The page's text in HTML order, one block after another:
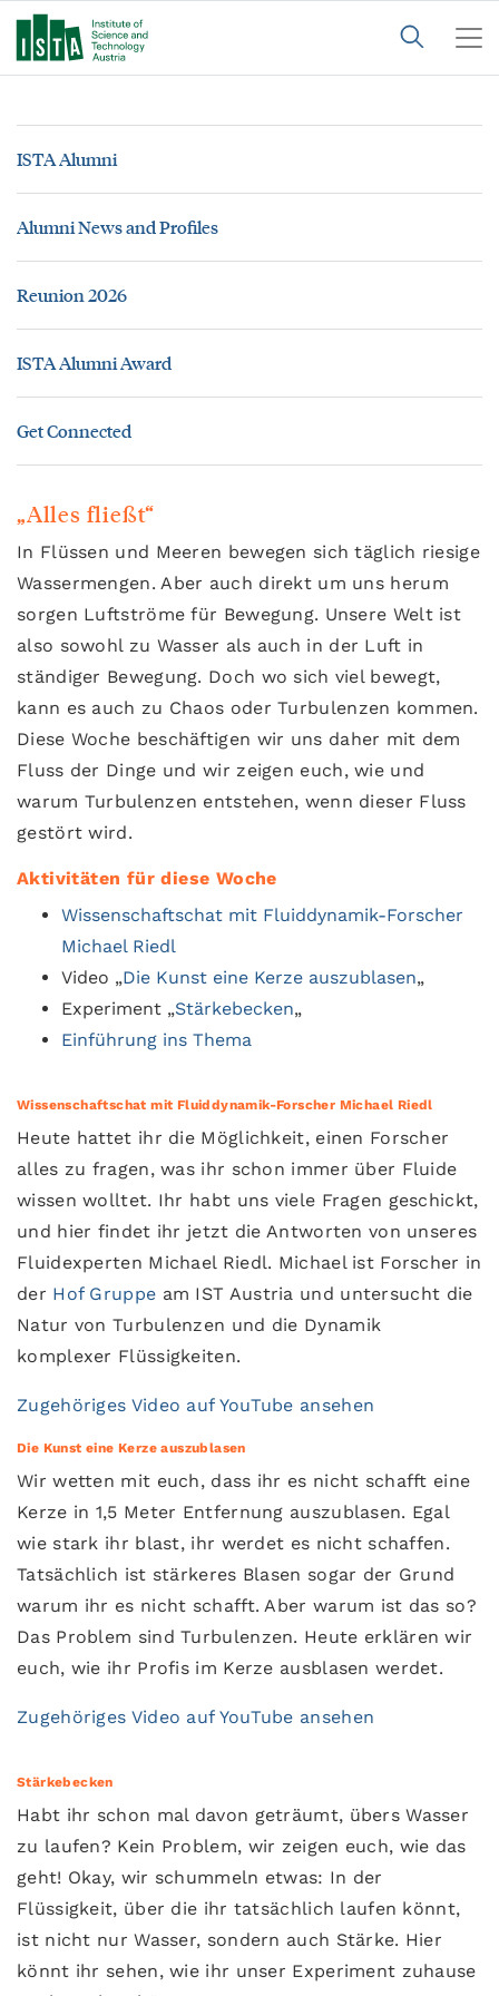
ISTA Alumni
Alumni News and Profiles
Reunion 2026
ISTA Alumni Award
Get Connected
„Alles fließt“
In Flüssen und Meeren bewegen sich täglich riesige
Wassermengen. Aber auch direkt um uns herum
sorgen Luftströme für Bewegung. Unsere Welt ist
also sowohl zu Wasser als auch in der Luft in
ständiger Bewegung. Doch wo sich viel bewegt,
kann es auch zu Chaos oder Turbulenzen kommen.
Diese Woche beschäftigen wir uns daher mit dem
Fluss der Dinge und wir zeigen euch, wie und
warum Turbulenzen entstehen, wenn dieser Fluss
gestört wird.
Aktivitäten für diese Woche
Wissenschaftschat mit Fluiddynamik-Forscher
Michael Riedl
Video „Die Kunst eine Kerze auszublasen„
Experiment „Stärkebecken„
Einführung ins Thema
Wissenschaftschat mit Fluiddynamik-Forscher Michael Riedl
Heute hattet ihr die Möglichkeit, einen Forscher
alles zu fragen, was ihr schon immer über Fluide
wissen wolltet. Ihr habt uns viele Fragen geschickt,
und hier findet ihr jetzt die Antworten von unseres
Fluidexperten Michael Riedl. Michael ist Forscher in
der Hof Gruppe am IST Austria und untersucht die
Natur von Turbulenzen und die Dynamik
komplexer Flüssigkeiten.
Zugehöriges Video auf YouTube ansehen
Die Kunst eine Kerze auszublasen
Wir wetten mit euch, dass ihr es nicht schafft eine
Kerze in 1,5 Meter Entfernung auszublasen. Egal
wie stark ihr blast, ihr werdet es nicht schaffen.
Tatsächlich ist stärkeres Blasen sogar der Grund
warum ihr es nicht schafft. Aber warum ist das so?
Das Problem sind Turbulenzen. Heute erklären wir
euch, wie ihr Profis im Kerze ausblasen werdet.
Zugehöriges Video auf YouTube ansehen
Stärkebecken
Habt ihr schon mal davon geträumt, übers Wasser
zu laufen? Kein Problem, wir zeigen euch, wie das
geht! Okay, wir schummeln etwas: In der
Flüssigkeit, über die ihr tatsächlich laufen könnt,
ist nicht nur Wasser, sondern auch Stärke. Hier
könnt ihr sehen, wie ihr unser Experiment zuhause